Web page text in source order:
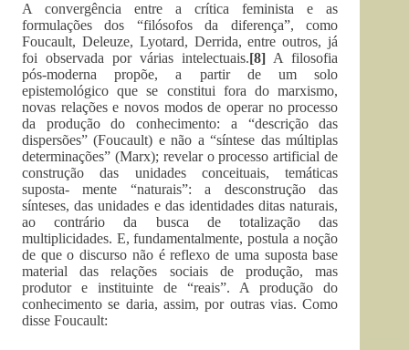
A convergência entre a crítica feminista e as
formulações dos “filósofos da diferença”, como
Foucault, Deleuze, Lyotard, Derrida, entre outros, já
foi observada por várias intelectuais.[8] A filosofia
pós-moderna propõe, a partir de um solo
epistemológico que se constitui fora do marxismo,
novas relações e novos modos de operar no processo
da produção do conhecimento: a “descrição das
dispersões” (Foucault) e não a “síntese das múltiplas
determinações” (Marx); revelar o processo artificial de
construção das unidades conceituais, temáticas
suposta- mente “naturais”: a desconstrução das
sínteses, das unidades e das identidades ditas naturais,
ao contrário da busca de totalização das
multiplicidades. E, fundamentalmente, postula a noção
de que o discurso não é reflexo de uma suposta base
material das relações sociais de produção, mas
produtor e instituinte de “reais”. A produção do
conhecimento se daria, assim, por outras vias. Como
disse Foucault: